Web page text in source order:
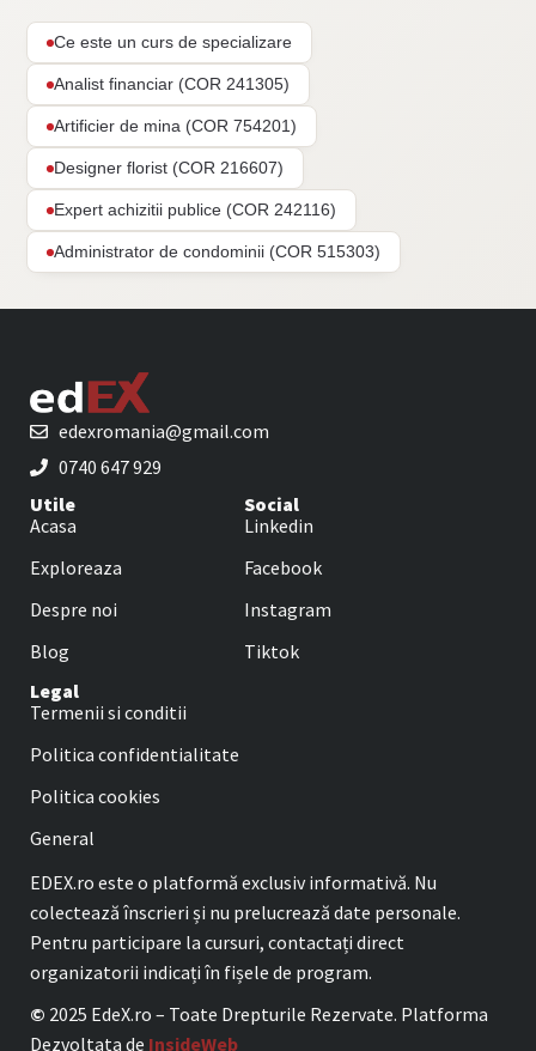
Ce este un curs de specializare
Analist financiar (COR 241305)
Artificier de mina (COR 754201)
Designer florist (COR 216607)
Expert achizitii publice (COR 242116)
Administrator de condominii (COR 515303)
edexromania@gmail.com
0740 647 929
Utile
Acasa
Exploreaza
Despre noi
Blog
Social
Linkedin
Facebook
Instagram
Tiktok
Legal
Termenii si conditii
Politica confidentialitate
Politica cookies
General
EDEX.ro este o platformă exclusiv informativă. Nu
colectează înscrieri și nu prelucrează date personale.
Pentru participare la cursuri, contactați direct
organizatorii indicați în fișele de program.
© 2025 EdeX.ro – Toate Drepturile Rezervate. Platforma
Dezvoltata de InsideWeb